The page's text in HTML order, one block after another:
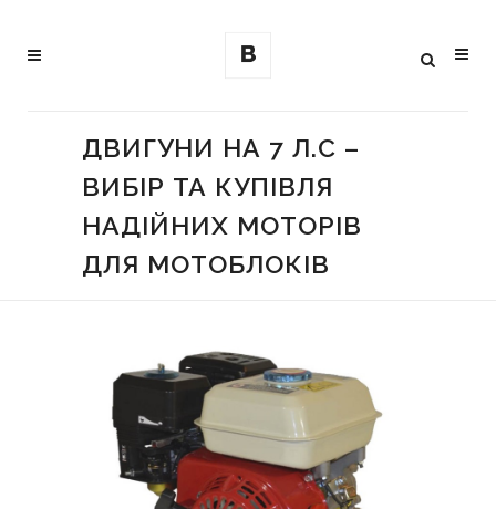
ДВИГУНИ НА 7 Л.С –
ВИБІР ТА КУПІВЛЯ
НАДІЙНИХ МОТОРІВ
ДЛЯ МОТОБЛОКІВ